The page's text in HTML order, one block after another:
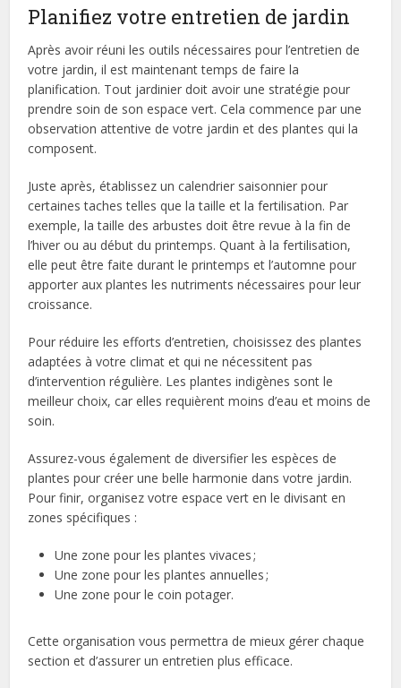
Planifiez votre entretien de jardin
Après avoir réuni les outils nécessaires pour l’entretien de
votre jardin, il est maintenant temps de faire la
planification. Tout jardinier doit avoir une stratégie pour
prendre soin de son espace vert. Cela commence par une
observation attentive de votre jardin et des plantes qui la
composent.
Juste après, établissez un calendrier saisonnier pour
certaines taches telles que la taille et la fertilisation. Par
exemple, la taille des arbustes doit être revue à la fin de
l’hiver ou au début du printemps. Quant à la fertilisation,
elle peut être faite durant le printemps et l’automne pour
apporter aux plantes les nutriments nécessaires pour leur
croissance.
Pour réduire les efforts d’entretien, choisissez des plantes
adaptées à votre climat et qui ne nécessitent pas
d’intervention régulière. Les plantes indigènes sont le
meilleur choix, car elles requièrent moins d’eau et moins de
soin.
Assurez-vous également de diversifier les espèces de
plantes pour créer une belle harmonie dans votre jardin.
Pour finir, organisez votre espace vert en le divisant en
zones spécifiques :
Une zone pour les plantes vivaces ;
Une zone pour les plantes annuelles ;
Une zone pour le coin potager.
Cette organisation vous permettra de mieux gérer chaque
section et d’assurer un entretien plus efficace.